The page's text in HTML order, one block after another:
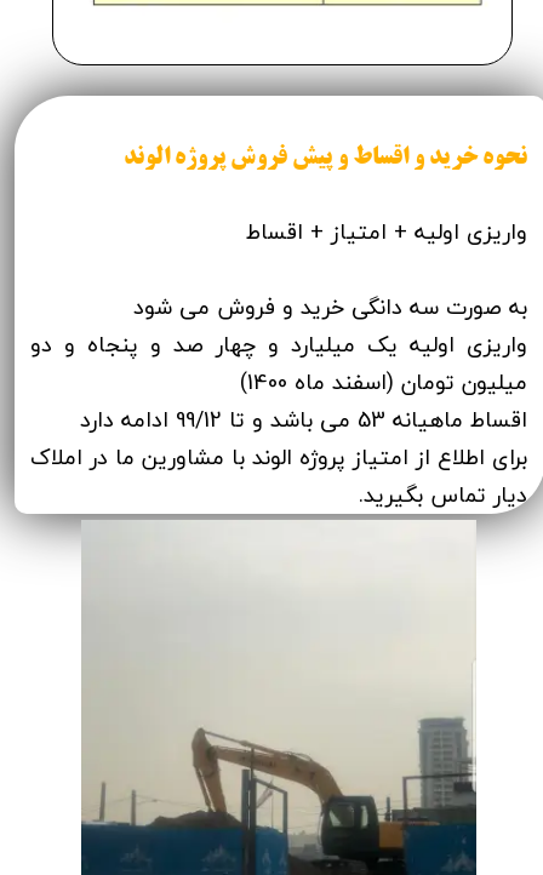
نحوه خرید و اقساط و پیش فروش پروژه الوند
واریزی اولیه + امتیاز + اقساط
به صورت سه دانگی خرید و فروش می شود
واریزی اولیه یک میلیارد و چهار صد و پنجاه و دو
میلیون تومان (اسفند ماه 1400)
اقساط ماهیانه 53 می باشد و تا 99/12 ادامه دارد
برای اطلاع از امتیاز پروژه الوند با مشاورین ما در املاک
دیار تماس بگیرید.